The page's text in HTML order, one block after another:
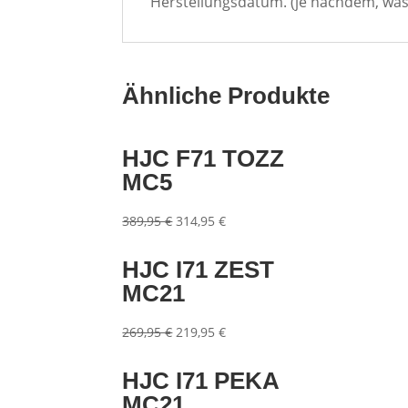
Ähnliche Produkte
HJC F71 TOZZ
MC5
389,95€ Ursprünglicher
war:
389,95 €
314,95€Aktueller
ist:
314,95 €.
HJC I71 ZEST
MC21
269,95€ Ursprünglicher
war:
269,95 €
219,95€Aktueller
ist:
219,95 €.
HJC I71 PEKA